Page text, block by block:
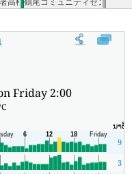
高松市鶴尾コミュニティセンター
ດັດຊະນີຄຸນນະພາບອາ
Friday 2:00
ນາທີ
9
3